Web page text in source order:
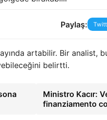
Paylaş:
artabilir. Bir analist,
belirtti.
Ministro Kacır:
finanziamento